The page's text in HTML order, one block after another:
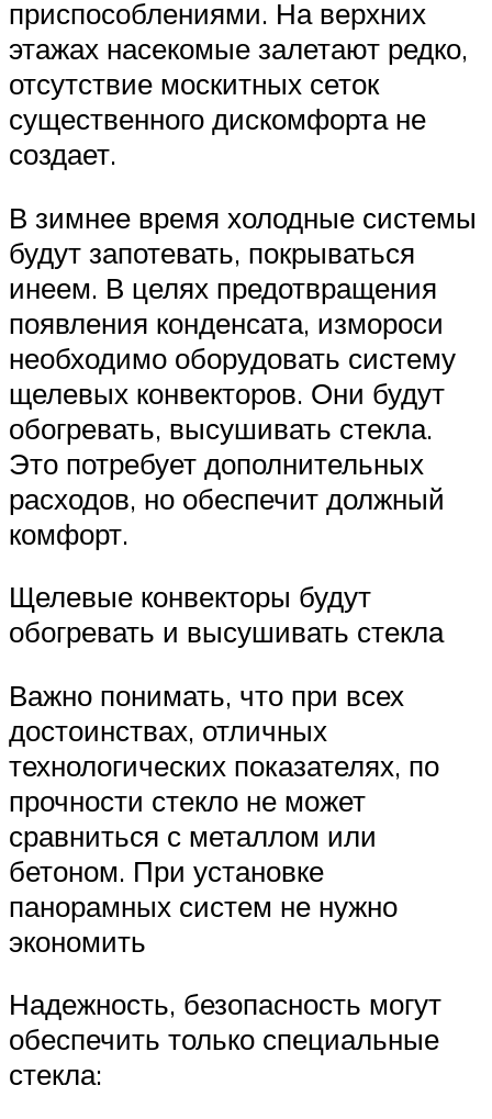
приспособлениями. На верхних
этажах насекомые залетают редко,
отсутствие москитных сеток
существенного дискомфорта не
создает.
В зимнее время холодные системы
будут запотевать, покрываться
инеем. В целях предотвращения
появления конденсата, измороси
необходимо оборудовать систему
щелевых конвекторов. Они будут
обогревать, высушивать стекла.
Это потребует дополнительных
расходов, но обеспечит должный
комфорт.
Щелевые конвекторы будут
обогревать и высушивать стекла
Важно понимать, что при всех
достоинствах, отличных
технологических показателях, по
прочности стекло не может
сравниться с металлом или
бетоном. При установке
панорамных систем не нужно
экономить
Надежность, безопасность могут
обеспечить только специальные
стекла: